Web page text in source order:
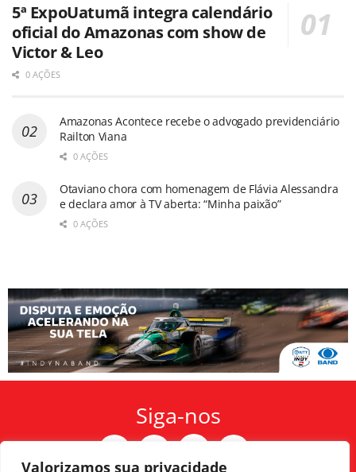
Valorizamos sua privacidade
5ª ExpoUatumã integra calendário
oficial do Amazonas com show de
Victor & Leo
0 AÇÕES
Amazonas Acontece recebe o advogado previdenciário
Railton Viana
0 AÇÕES
Otaviano chora com homenagem de Flávia Alessandra
e declara amor à TV aberta: “Minha paixão”
0 AÇÕES
Siga-nos